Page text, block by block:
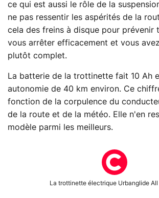
ce qui est aussi le rôle de la
ne pas ressentir les aspérités de la
cela des freins à disque pour prévenir
vous arrêter efficacement et vous
plutôt complet.
La batterie de la trottinette fait 10 Ah
autonomie de 40 km environ. Ce
fonction de la corpulence du
de la route et de la météo. Elle n'en
modèle parmi les meilleurs.
La trottinette électrique Urbanglide All